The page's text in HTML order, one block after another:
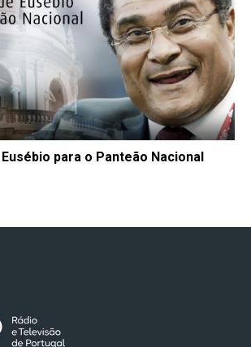
para o Panteão Nacional